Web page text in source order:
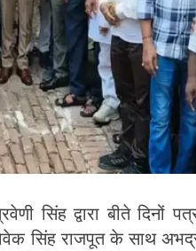
सिंह द्वारा बीते दिनों
सिंह राजपूत के साथ अभद्र